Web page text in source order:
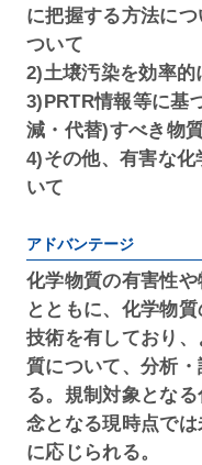
に把握する方法に
ついて
2)土壌汚染を効率
3)PRTR情報等に基
減・代替)すべき物
4)その他、有害な
いて
アドバンテージ
化学物質の有害性
とともに、化学物
技術を有しており
質について、分析
る。規制対象とな
念となる現時点で
に応じられる。